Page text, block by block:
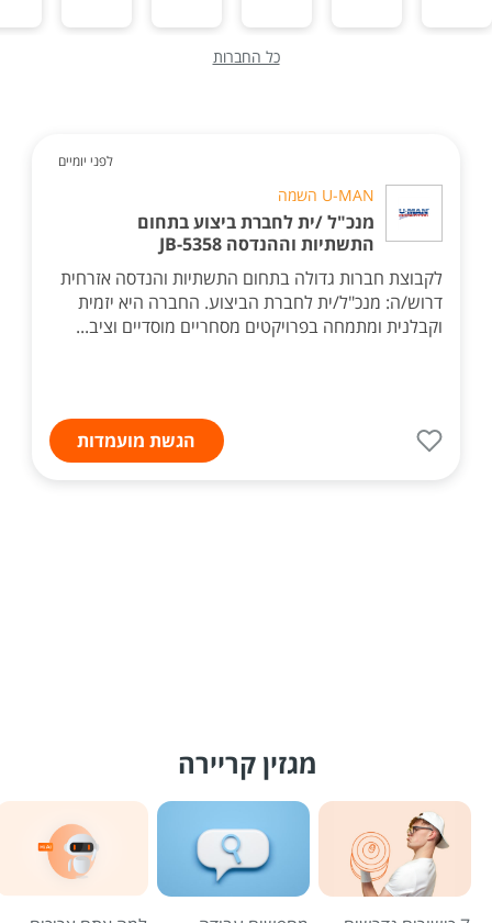
כל החברות
לפני יומיים
U-MAN השמה
מנכ"ל /ית לחברת ביצוע בתחום
התשתיות וההנדסה JB-5358
לקבוצת חברות גדולה בתחום התשתיות והנדסה אזרחית
דרוש/ה: מנכ"ל/ית לחברת הביצוע. החברה היא יזמית
וקבלנית ומתמחה בפרויקטים מסחריים מוסדיים וציב...
הגשת מועמדות
מגזין קריירה